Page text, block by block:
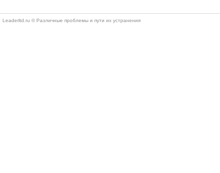
Leaderltd.ru © Различные проблемы и пути их устранения